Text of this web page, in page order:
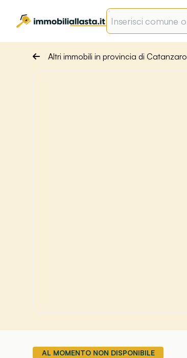
Altri immobili in provincia di Catanzaro
AL MOMENTO NON DISPONIBILE